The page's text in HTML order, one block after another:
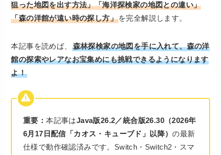
狙った地図を出す方法」「海洋探検家の地図との違い」
「森の洋館が遠い時の探し方」 を完全解説 します。
本記事を読めば、
森林探検家の地図を手に入れて、森の洋
館の探索やレアなお宝集めにも挑戦できるようになります
よ！
重要：本記事はJava版26.2／統合版26.30（2026年
6月17日配信「カオス・キューブド」以降）の最新
仕様で動作確認済みです。Switch・Switch2・スマ